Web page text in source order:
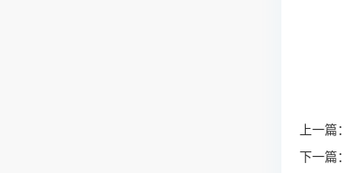
上一篇：
下一篇：